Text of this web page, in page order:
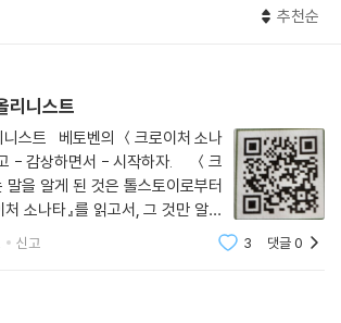
트의 계보를 살피다 보면 익숙한 이름을 몇몇 마주
거장 예술가)로 활동했던 파가니니, 브람스의 절
곡에 많은 도움을 주었던 요제프 요아힘, 바이올
간결한 소품들이 아직도 큰 사랑을 받고 있는 크라
입니다. 파블로 데 사라사테도 빼놓을 수 없습니
파리에서 데뷔 무대를 가졌고 이후 유럽 전역, 미
출해 연주회를 열었죠. 사라사테의 연주 스타일은
에게 큰 영향을 끼쳤습니다. 현재 모범적인 연주 스
단한 음색 등이 그의 특징이었습니다.
현한다.
스트가 전하는
나데
의 음악 취향이 생기기를, 그 음악이 인생의 순간순
기를, 다양한 이들과 음악 이야기로 깊게 소통할 수
니다.” 저자 이수민은 차이콥스키의 음악에 영감을
작했던 처음 그날처럼 예술적 감각과 사유를 이 책
인생 대부분을 함께한 클래식 음악이 대중과 가까
다 자신과의 싸움에 지친 적도 있지만, 학업을 모
추천순
리니스트
로이처 소나
을 알게 된 것은 톨스토이로부터
있었던 것이다. 그걸 이 책
신고 3 댓글0